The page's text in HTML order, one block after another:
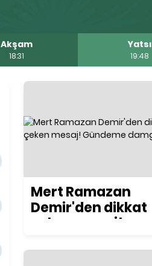
Akşam
18:31
Yatsı
19:48
Mert Ramazan
Demir'den dikkat
çeken mesaj!
vurdu